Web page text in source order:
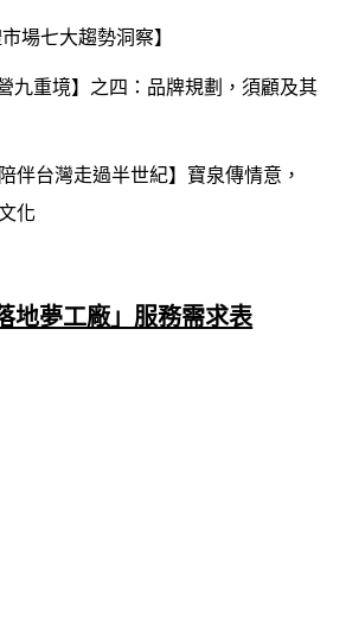
場七大趨勢洞察】
九重境】之四：品牌規劃，須顧及其
伴台灣走過半世紀】寶泉傳情意，
化
地夢工廠」服務需求表